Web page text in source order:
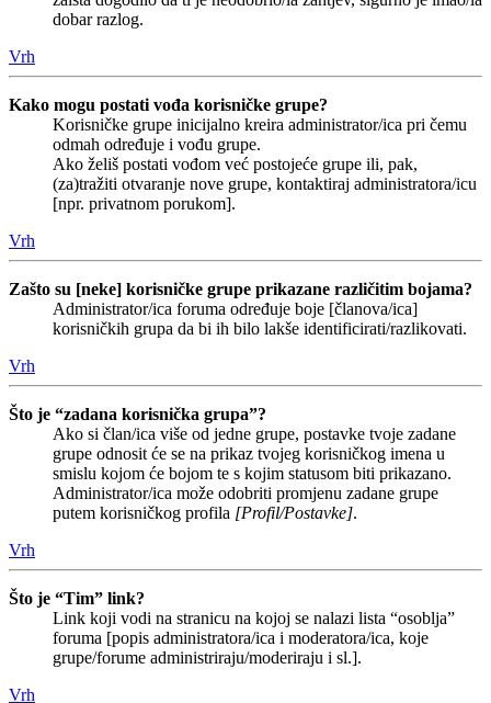
dobar razlog.
Vrh
Kako mogu postati vođa korisničke grupe?
Korisničke grupe inicijalno kreira administrator/ica pri čemu
odmah određuje i vođu grupe.
Ako želiš postati vođom već postojeće grupe ili, pak,
(za)tražiti otvaranje nove grupe, kontaktiraj administratora/icu
[npr. privatnom porukom].
Vrh
Zašto su [neke] korisničke grupe prikazane različitim bojama?
Administrator/ica foruma određuje boje [članova/ica]
korisničkih grupa da bi ih bilo lakše identificirati/razlikovati.
Vrh
Što je “zadana korisnička grupa”?
Ako si član/ica više od jedne grupe, postavke tvoje zadane
grupe odnosit će se na prikaz tvojeg korisničkog imena u
smislu kojom će bojom te s kojim statusom biti prikazano.
Administrator/ica može odobriti promjenu zadane grupe
putem korisničkog profila [Profil/Postavke].
Vrh
Što je “Tim” link?
Link koji vodi na stranicu na kojoj se nalazi lista “osoblja”
foruma [popis administratora/ica i moderatora/ica, koje
grupe/forume administriraju/moderiraju i sl.].
Vrh